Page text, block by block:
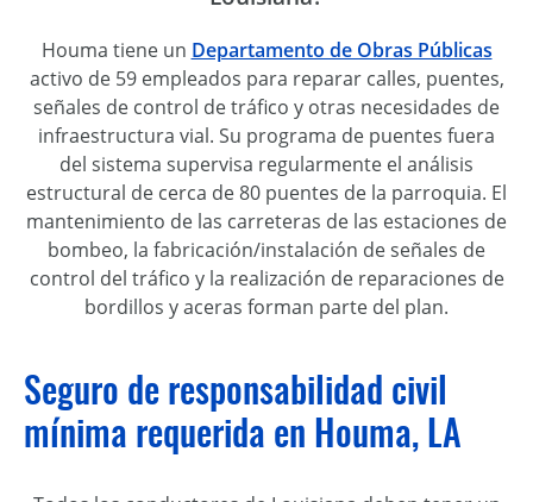
Houma tiene un Departamento de Obras Públicas
activo de 59 empleados para reparar calles, puentes,
señales de control de tráfico y otras necesidades de
infraestructura vial. Su programa de puentes fuera
del sistema supervisa regularmente el análisis
estructural de cerca de 80 puentes de la parroquia. El
mantenimiento de las carreteras de las estaciones de
bombeo, la fabricación/instalación de señales de
control del tráfico y la realización de reparaciones de
bordillos y aceras forman parte del plan.
Seguro de responsabilidad civil
mínima requerida en Houma, LA